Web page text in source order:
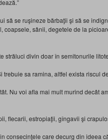
să se ruşineze bărbaţii şi să se
coapsele, sânii, degetele de la
străluci divin doar în semitonurile
trebuie sa ramina, altfel exista riscul
Nu voi afla mai mult murind decât
flecarii, estropiaţii, gîngavii şi
consecinţele care decurg din ideea